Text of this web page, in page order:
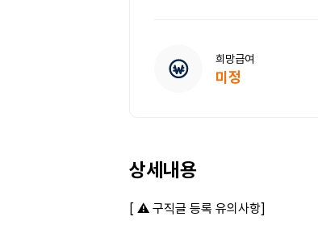
희망급여
미정
상세내용
[ ⚠️ 구직글 등록 유의사항]